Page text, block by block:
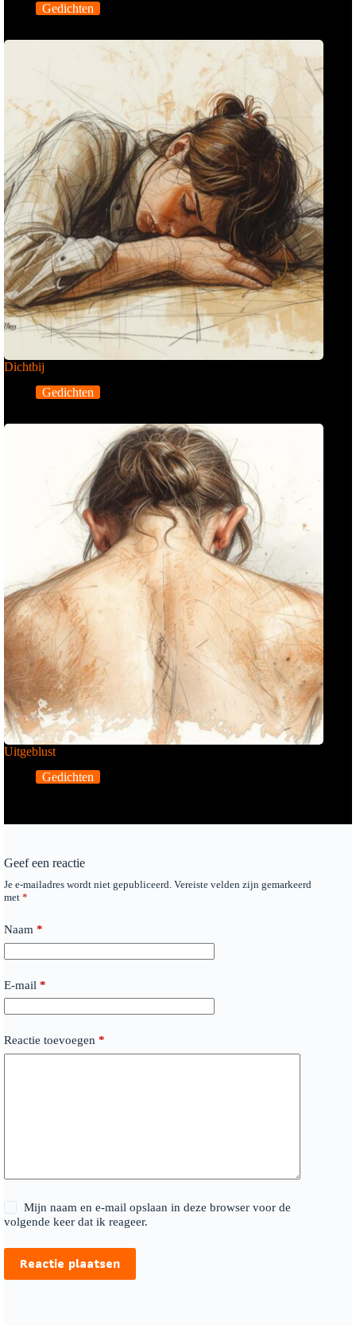
Gedichten
Dichtbij
Gedichten
Uitgeblust
Gedichten
Geef een reactie
Je e-mailadres wordt niet gepubliceerd. Vereiste velden zijn gemarkeerd
met *
Naam *
E-mail *
Reactie toevoegen *
Mijn naam en e-mail opslaan in deze browser voor de
volgende keer dat ik reageer.
Reactie plaatsen